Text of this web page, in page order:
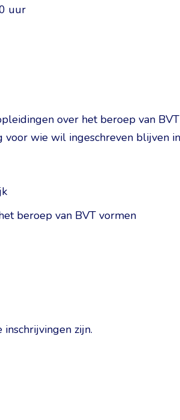
uur
over het beroep van
voor wie wil ingeschreven blijven
beroep van BVT vormen
zijn.